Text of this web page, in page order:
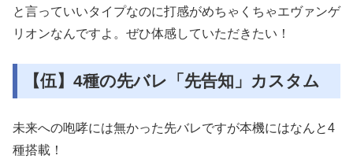
と言っていいタイプなのに打感がめちゃくちゃエヴァンゲ
リオンなんですよ。ぜひ体感していただきたい！
【伍】4種の先バレ「先告知」カスタム
未来への咆哮には無かった先バレですが本機にはなんと4
種搭載！